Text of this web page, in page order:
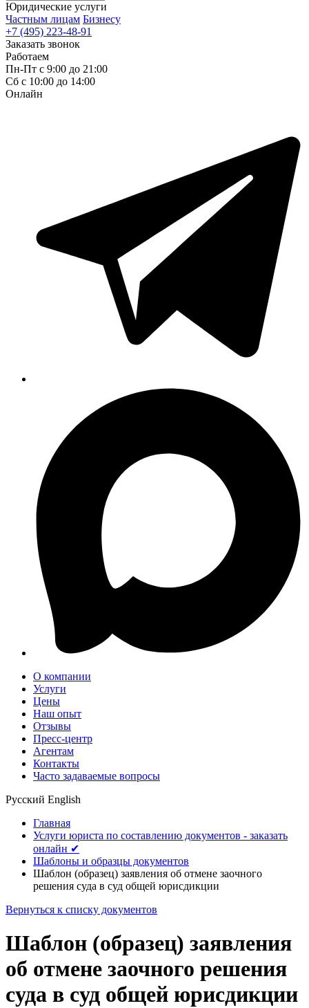
Юридические услуги
Частным лицам Бизнесу
+7 (495) 223-48-91
Заказать звонок
Работаем
Пн-Пт с 9:00 до 21:00
Сб с 10:00 до 14:00
Онлайн
О компании
Услуги
Цены
Наш опыт
Отзывы
Пресс-центр
Агентам
Контакты
Часто задаваемые вопросы
Русский English
Главная
Услуги юриста по составлению документов - заказать
онлайн ✔
Шаблоны и образцы документов
Шаблон (образец) заявления об отмене заочного
решения суда в суд общей юрисдикции
Вернуться к списку документов
Шаблон (образец) заявления
об отмене заочного решения
суда в суд общей юрисдикции